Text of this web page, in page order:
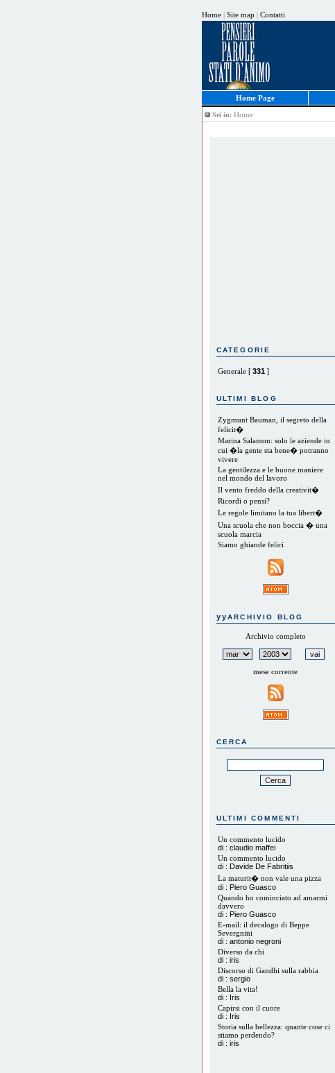
Home | Site map | Contatti
Home Page
Sei in: Home
CATEGORIE
Generale[ 331]
ULTIMI BLOG
Zygmunt Bauman, il segreto della
felicit�
Marina Salamon: solo le aziende in
cui �la gente sta bene� potranno
vivere
La gentilezza e le buone maniere
nel mondo del lavoro
Il vento freddo della creativit�
Ricordi o pensi?
Le regole limitano la tua libert�
Una scuola che non boccia � una
scuola marcia
Siamo ghiande felici
yyARCHIVIO BLOG
Archivio completo
mese corrente
CERCA
ULTIMI COMMENTI
Un commento lucido
di : claudio maffei
Un commento lucido
di : Davide De Fabritiis
La maturit� non vale una pizza
di : Piero Guasco
Quando ho cominciato ad amarmi
davvero
di : Piero Guasco
E-mail: il decalogo di Beppe
Severgnini
di : antonio negroni
Diverso da chi
di : iris
Discorso di Gandhi sulla rabbia
di : sergio
Bella la vita!
di : Iris
Capirsi con il cuore
di : Iris
Storia sulla bellezza: quante cose ci
stiamo perdendo?
di : iris